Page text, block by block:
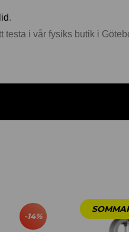
.
i vår fysiks butik i
-14%